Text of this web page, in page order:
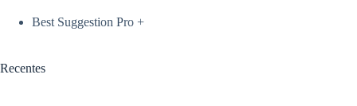
Best Suggestion Pro +
Recentes